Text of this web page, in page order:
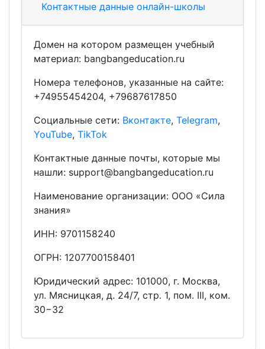
Контактные данные онлайн-школы
Домен на котором размещен учебный
материал: bangbangeducation.ru
Номера телефонов, указанные на сайте:
+74955454204, +79687617850
Социальные сети: Вконтакте, Telegram,
YouTube, TikTok
Контактные данные почты, которые мы
нашли: support@bangbangeducation.ru
Наименование организации: ООО «Сила
знания»
ИНН: 9701158240
ОГРН: 1207700158401
Юридический адрес: 101000, г. Москва,
ул. Мясницкая, д. 24/7, стр. 1, пом. III, ком.
30−32